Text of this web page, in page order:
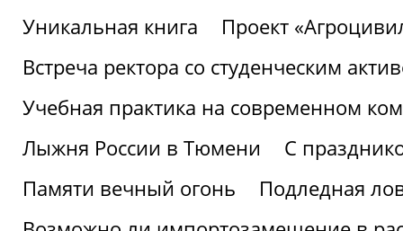
Уникальная книга
Проект
Встреча ректора со студенческим
Учебная практика на современном
Лыжня России в Тюмени
С
Памяти вечный огонь
Подледная